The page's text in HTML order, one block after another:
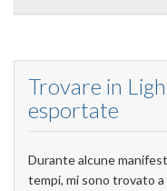
Trovare in
esportate
Durante alcune
tempi, mi sono trovato